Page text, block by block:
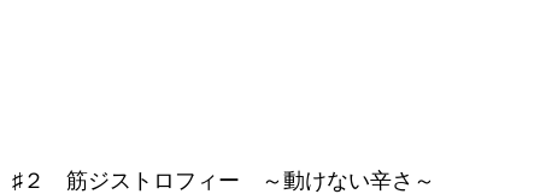
♯２ 筋ジストロフィー ～動けない辛さ～